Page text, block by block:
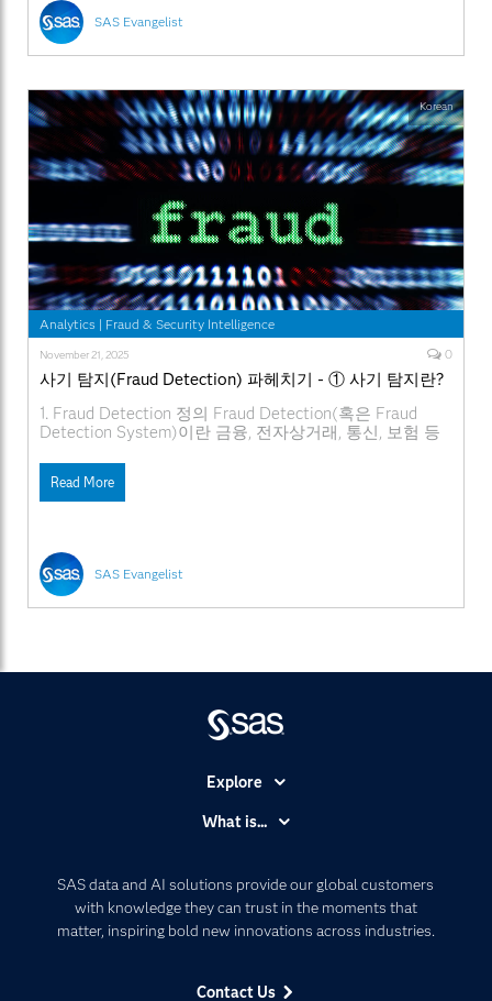
SAS Evangelist
정 한도 내에서
Analytics | Fraud & Security Intelligence
SAS Evangelist
November 21, 2025 0
사기 탐지(Fraud Detection) 파헤치기 - ① 사기 탐지란?
1. Fraud Detection 정의 Fraud Detection(혹은 Fraud
Detection System)이란 금융, 전자상거래, 통신, 보험 등
를 조기에 식별하고 방지하기 위한 기술적·분석적 접근을
의미합니다. 부정 행위 탐지의 핵심은 ‘정상적인 패턴과의
미묘한 차이’를 찾아내는 것입니다. 이를 위해 대량의 거
Read More
Korean
SAS data and AI solutions provide our global customers
with knowledge they can trust in the moments that
matter, inspiring bold new innovations across industries.
Contact Us
Explore
Communities
Company
What is...
Artificial Intelligence
Data Management